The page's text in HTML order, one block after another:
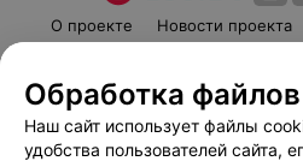
О проекте Новости проекта
Пользовательское
Вакансии
Обработка
Наш сайт использует файлы
удобства пользователей сайта,